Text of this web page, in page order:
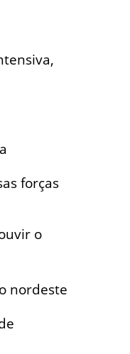
forças
o
nordeste